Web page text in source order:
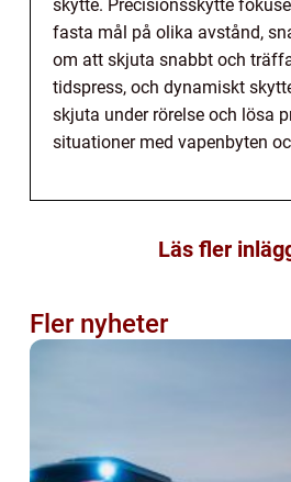
skytte. Precisionsskytte
fasta mål på olika avstånd,
om att skjuta snabbt och
tidspress, och dynamiskt
skjuta under rörelse och lösa
situationer med vapenbyten
Läs fler
Fler nyheter